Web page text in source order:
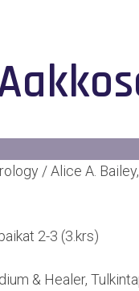
/ Alice A.
2-3 (3.krs)
& Healer,